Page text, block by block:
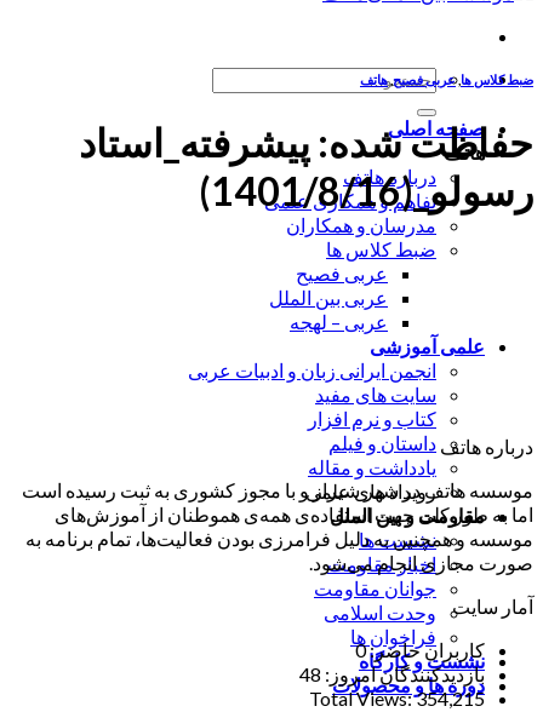
جستجو
صفحه اصلی
هاتف
درباره هاتف
تفاهم و همکاری علمی
مدرسان و همکاران
ضبط کلاس ها
عربی فصیح
عربی بین الملل
عربی – لهجه
علمی آموزشی
انجمن ایرانی زبان و ادبیات عربی
سایت های مفید
کتاب و نرم افزار
داستان و فیلم
یادداشت و مقاله
رویداد های علمی
مقاومت و بین الملل
نشست ها
اخبار مقاومت
جوانان مقاومت
وحدت اسلامی
فراخوان ها
نشست و کارگاه
دوره ها و محصولات
ضبط کلاس ها ,عربی فصیح,هاتف
حفاظت شده: پیشرفته_استاد
رسولو_(1401/8/16)
درباره هاتف
موسسه هاتف در شهر شیراز و با مجوز کشوری به ثبت رسیده است
اما به طور کلی جهت استفاده‌ی همه‌ی هموطنان از آموزش‌های
موسسه و همچنین به دلیل فرامرزی بودن فعالیت‌ها، تمام برنامه به
صورت مجازی انجام می‌شود.
آمار سایت
کاربران حاضر:0
بازدیدکنندگان امروز: 48
Total Views:354,215